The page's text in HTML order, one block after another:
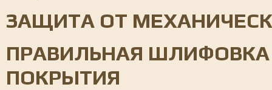
ЗАЩИТА ОТ
ПРАВИЛЬНАЯ
ПОКРЫТИЯ